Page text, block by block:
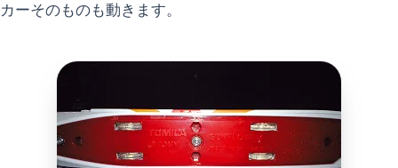
カーそのものも動きます。